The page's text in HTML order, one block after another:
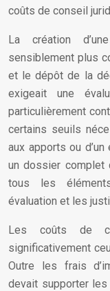
coûts de conseil
La création
sensiblement plus
et le dépôt de la
exigeait une
particulièrement
certains seuils
aux apports ou
un dossier complet
tous les
évaluation et les
Les coûts de
significativement
Outre les frais
devait supporter